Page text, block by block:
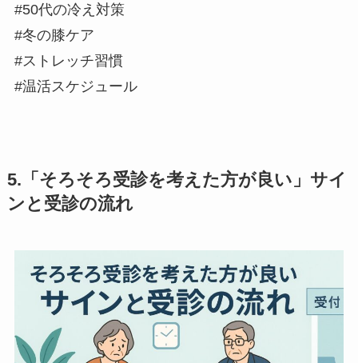
#50代の冷え対策
#冬の膝ケア
#ストレッチ習慣
#温活スケジュール
5. 「そろそろ受診を考えた方が良い」サイ
ンと受診の流れ